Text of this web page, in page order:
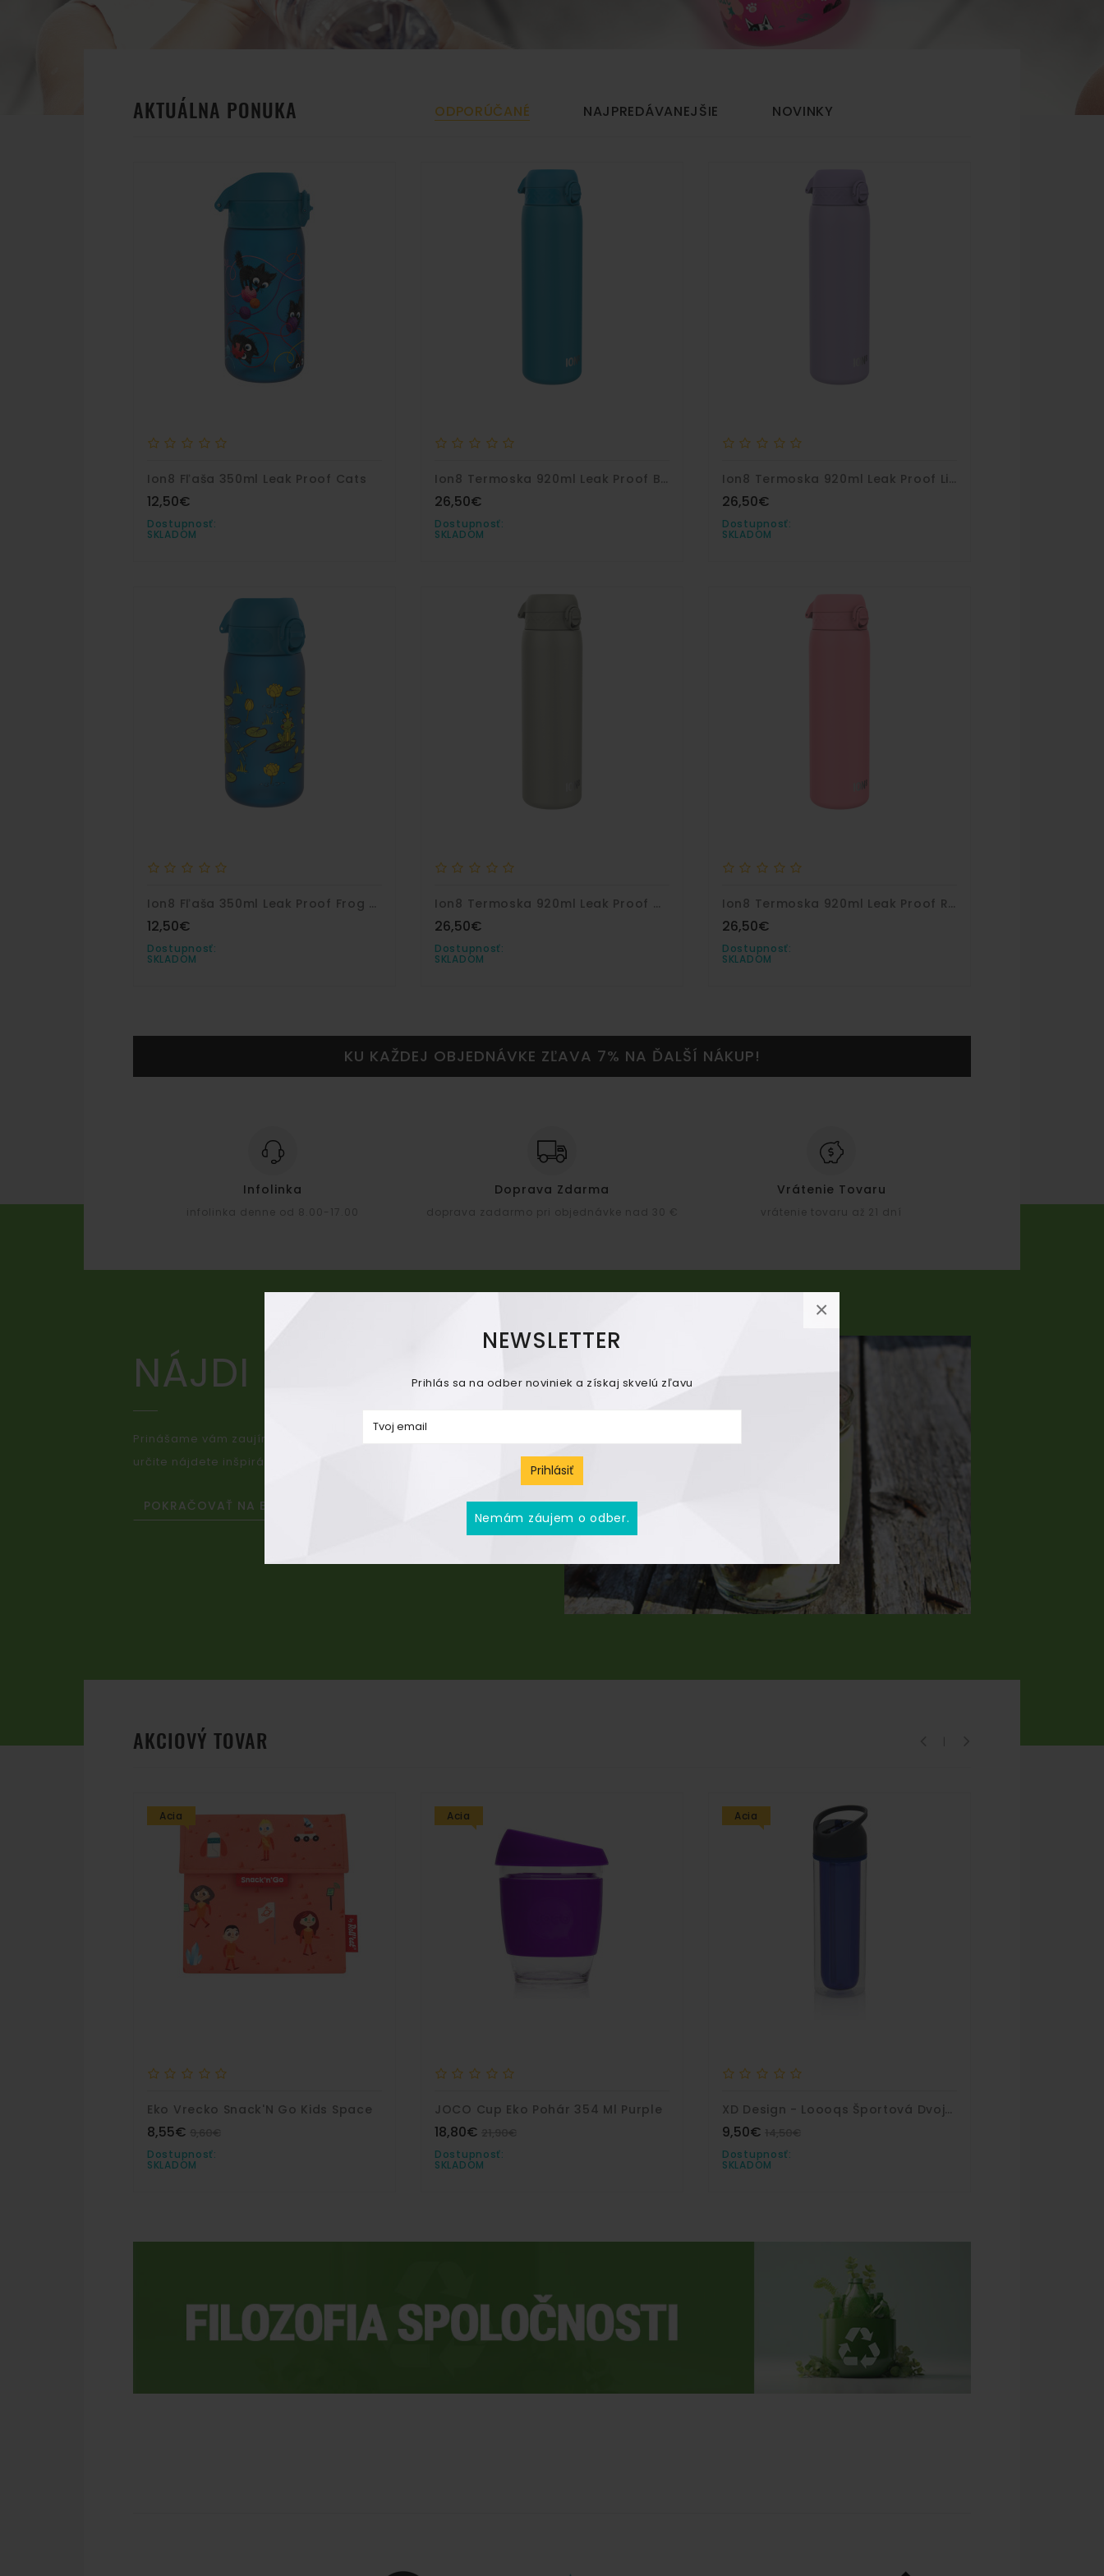
NEWSLETTER
Prihlás sa na odber noviniek a získaj skvelú zľavu
Prihlásiť
Nemám záujem o odber.
×
AKTUÁLNA PONUKA ODPORÚČANÉ NAJPREDÁVANEJŠIE NOVINKY
Ion8 Fľaša 350ml Leak Proof Cats
12,50€
Dostupnosť:
SKLADOM
Ion8 Fľaša 350ml Leak Proof Frog Pond
12,50€
Dostupnosť:
SKLADOM
Ion8 Termoska 920ml Leak Proof Blue Nerez
26,50€
Dostupnosť:
SKLADOM
Ion8 Termoska 920ml Leak Proof Grey Nerez
26,50€
Dostupnosť:
SKLADOM
Ion8 Termoska 920ml Leak Proof Light Purple Nerez
26,50€
Dostupnosť:
SKLADOM
Ion8 Termoska 920ml Leak Proof Rose Bloom Nerez
26,50€
Dostupnosť:
SKLADOM
KU KAŽDEJ OBJEDNÁVKE ZĽAVA 7% NA ĎALŠÍ NÁKUP!
Infolinka Doprava Zdarma Vrátenie Tovaru
NÁJDI INŠPIRÁCIU
Prinášame vám zaujímavé články o našich produktoch, v ktorých
určite nájdete inšpiráciu a prípadné využitie pre svoj domov.
POKRAČOVAŤ NA BLOG
AKCIOVÝ TOVAR
Acia
Eko Vrecko Snack'N Go Kids Space
8,55€
Dostupnosť:
SKLADOM
Acia
JOCO Cup Eko Pohár 354 Ml Purple
18,80€
Dostupnosť:
SKLADOM
Acia
XD Design - Loooqs Športová Dvojstenná Fľaša Modrá
9,50€
Dostupnosť:
SKLADOM